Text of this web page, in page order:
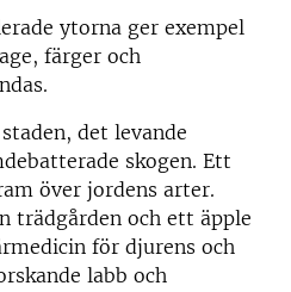
ytorna ger exempel
färger och
det levande
skogen. Ett
över jordens arter.
trädgården och ett äpple
för djurens och
labb och